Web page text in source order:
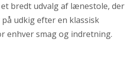
bredt udvalg af lænestole, der
udkig efter en klassisk
enhver smag og indretning.